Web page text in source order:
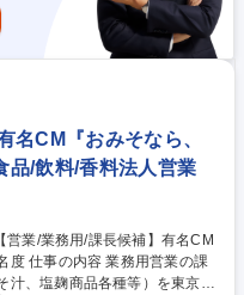
名CM『おみそなら、
品/飲料/香料法人営業
の課
汁、塩麹商品各種等）を東京・